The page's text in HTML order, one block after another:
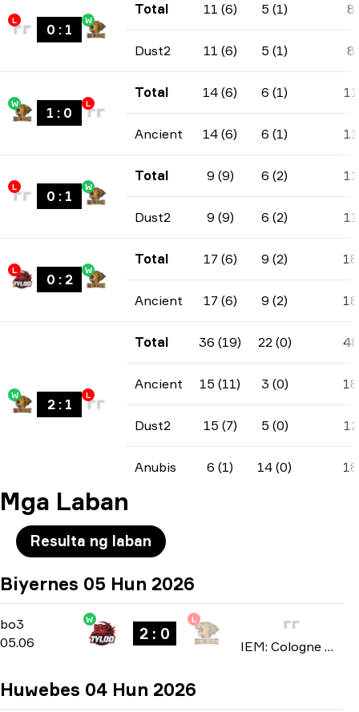
L
0 : 1
W
Total 11 (6) 5 (1) 8
Dust2 11 (6) 5 (1) 8
W
1 : 0
L
Total 14 (6) 6 (1) 11
Ancient 14 (6) 6 (1) 11
L
0 : 1
W
Total 9 (9) 6 (2) 11
Dust2 9 (9) 6 (2) 11
L
0 : 2
W
Total 17 (6) 9 (2) 18
Ancient 17 (6) 9 (2) 18
W
2: 1
L
Total 36 (19) 22 (0) 48
Ancient 15 (11) 3 (0) 18
Dust2 15 (7) 5 (0) 12
Anubis 6 (1) 14 (0) 18
Mga Laban
Resulta ng laban
Biyernes 05 Hun 2026
bo3
bo3
05.06
W
2 : 0
L
IEM: Cologne Major 2026
Huwebes 04 Hun 2026